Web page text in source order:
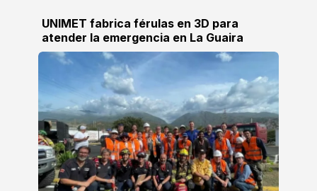
UNIMET fabrica férulas en 3D para
atender la emergencia en La Guaira